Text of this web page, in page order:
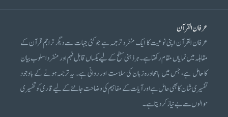
عرفان القرآن
عرفان القرآن اپنی نوعیت کا ایک منفرد ترجمہ ہے جو کئی جہات سے دیگر تراجم قرآن کے
مقابلہ میں نمایاں مقام رکھتا ہے۔ ہر ذہنی سطح کے لیے یکساں قابل فہم اور منفرد اسلوب بیان
کا حامل ہے، جس میں بامحاورہ زبان کی سلاست اور روانی ہے۔ یہ ترجمہ ہونے کے باوجود
تفسیری شان کا بھی حامل ہے اور آیات کے مفاہیم کی وضاحت جاننے کے لیے قاری کو تفسیری
حوالوں سے بے نیاز کر دیتا ہے۔